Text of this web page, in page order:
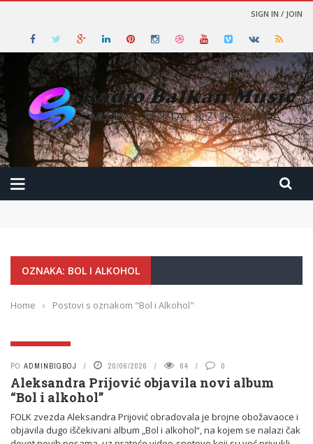
SIGN IN / JOIN
OZNAKA: BOL I ALKOHOL
Home › Postovi s oznakom "Bol i Alkohol"
INFO I NOVOSTI
PO ADMINBIGBOJ 20/06/2026 64 0
Aleksandra Prijović objavila novi album
“Bol i alkohol”
FOLK zvezda Aleksandra Prijović obradovala je brojne obožavaoce i
objavila dugo iščekivani album „Bol i alkohol“, na kojem se nalazi čak